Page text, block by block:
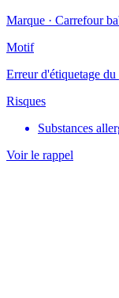
Marque · Carrefour
Motif
Erreur d'étiquetage
Risques
Substances
Voir le rappel